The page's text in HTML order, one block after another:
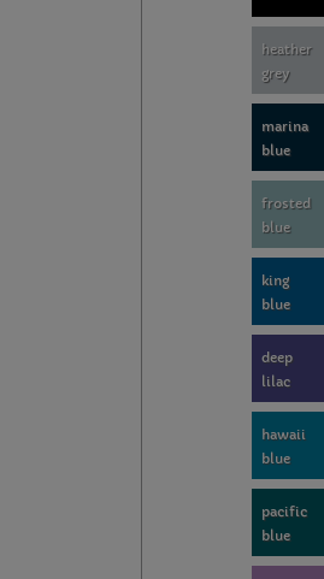
heather
grey
marina
blue
frosted
blue
king
blue
deep
lilac
hawaii
blue
pacific
blue